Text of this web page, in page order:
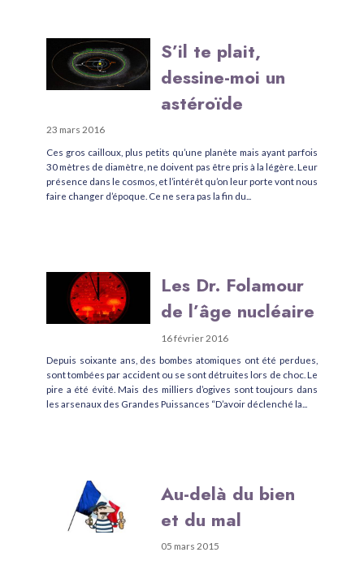
S’il te plait,
dessine-moi un
astéroïde
23 mars 2016
Ces gros cailloux, plus petits qu’une planète mais ayant parfois
30 mètres de diamètre, ne doivent pas être pris à la légère. Leur
présence dans le cosmos, et l’intérêt qu’on leur porte vont nous
faire changer d’époque. Ce ne sera pas la fin du...
Les Dr. Folamour
de l’âge nucléaire
16 février 2016
Depuis soixante ans, des bombes atomiques ont été perdues,
sont tombées par accident ou se sont détruites lors de choc. Le
pire a été évité. Mais des milliers d’ogives sont toujours dans
les arsenaux des Grandes Puissances “D’avoir déclenché la...
Au-delà du bien
et du mal
05 mars 2015